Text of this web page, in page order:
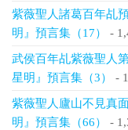
紫薇聖人諸葛百年乩
明』預言集（17）
-
武侯百年乩紫薇聖人
星明』預言集（3）
-
紫薇聖人廬山不見真
明』預言集（66）
-